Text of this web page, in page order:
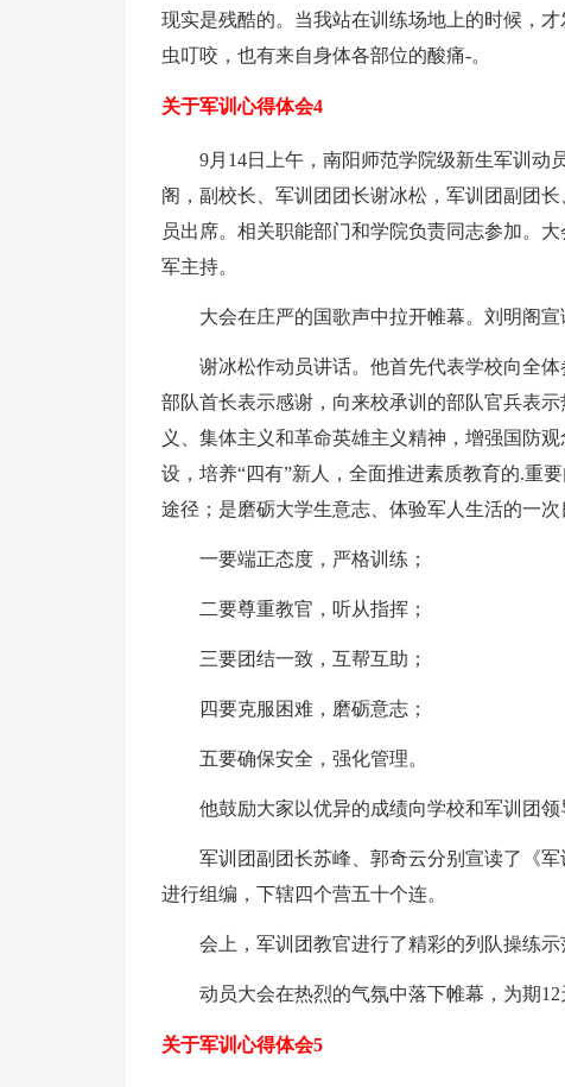
现实是残酷的。当我站在训练场地上的时候，
虫叮咬，也有来自身体各部位的酸痛-。
关于军训心得体会4
9月14日上午，南阳师范学院级新生军训动
阁，副校长、军训团团长谢冰松，军训团副团
员出席。相关职能部门和学院负责同志参加。
军主持。
大会在庄严的国歌声中拉开帷幕。刘明阁宣
谢冰松作动员讲话。他首先代表学校向全体
部队首长表示感谢，向来校承训的部队官兵表
义、集体主义和革命英雄主义精神，增强国防
设，培养“四有”新人，全面推进素质教育的.重
途径；是磨砺大学生意志、体验军人生活的一
一要端正态度，严格训练；
二要尊重教官，听从指挥；
三要团结一致，互帮互助；
四要克服困难，磨砺意志；
五要确保安全，强化管理。
他鼓励大家以优异的成绩向学校和军训团领
军训团副团长苏峰、郭奇云分别宣读了《军
进行组编，下辖四个营五十个连。
会上，军训团教官进行了精彩的列队操练示
动员大会在热烈的气氛中落下帷幕，为期12
关于军训心得体会5